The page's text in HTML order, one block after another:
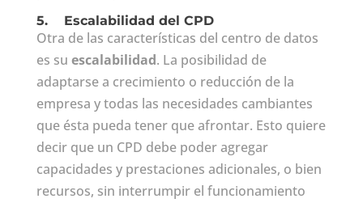
5. Escalabilidad del CPD
Otra de las características del centro de datos
es su escalabilidad. La posibilidad de
adaptarse a crecimiento o reducción de la
empresa y todas las necesidades cambiantes
que ésta pueda tener que afrontar. Esto quiere
decir que un CPD debe poder agregar
capacidades y prestaciones adicionales, o bien
recursos, sin interrumpir el funcionamiento